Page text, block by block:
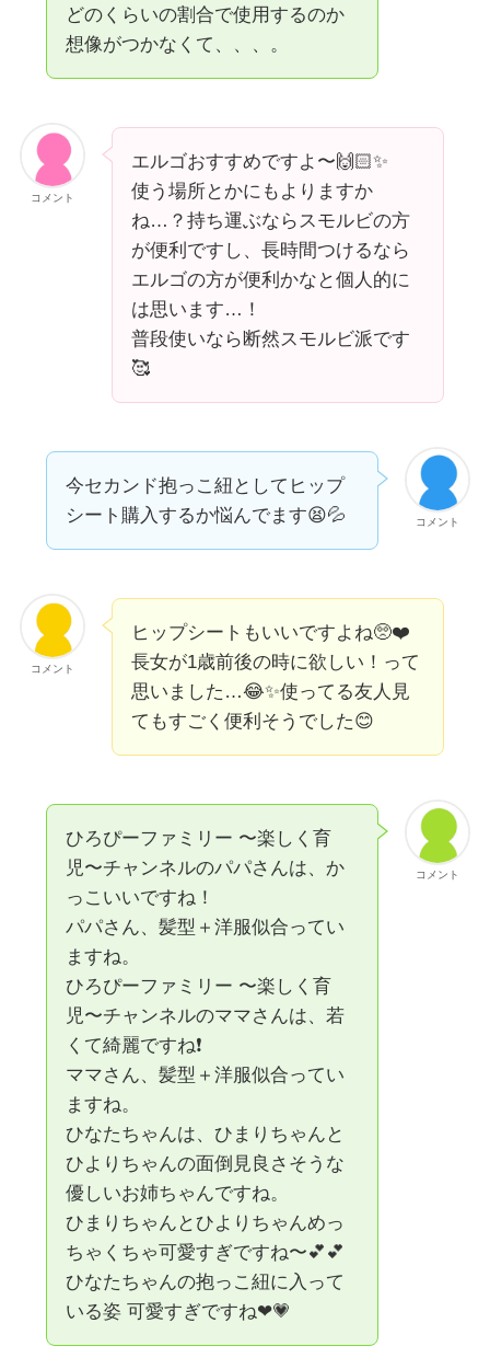
どのくらいの割合で使用するのか
想像がつかなくて、、、。
コメント
エルゴおすすめですよ〜🙌🏻✨
使う場所とかにもよりますか
ね…？持ち運ぶならスモルビの方
が便利ですし、長時間つけるなら
エルゴの方が便利かなと個人的に
は思います…！
普段使いなら断然スモルビ派です
🥰
コメント
今セカンド抱っこ紐としてヒップ
シート購入するか悩んでます😫💦
コメント
ヒップシートもいいですよね🥺❤️
長女が1歳前後の時に欲しい！って
思いました…😂✨使ってる友人見
てもすごく便利そうでした😊
コメント
ひろぴーファミリー 〜楽しく育
児〜チャンネルのパパさんは、か
っこいいですね！
パパさん、髪型＋洋服似合ってい
ますね。
ひろぴーファミリー 〜楽しく育
児〜チャンネルのママさんは、若
くて綺麗ですね❗️
ママさん、髪型＋洋服似合ってい
ますね。
ひなたちゃんは、ひまりちゃんと
ひよりちゃんの面倒見良さそうな
優しいお姉ちゃんですね。
ひまりちゃんとひよりちゃんめっ
ちゃくちゃ可愛すぎですね〜︎💕︎💕
ひなたちゃんの抱っこ紐に入って
いる姿 可愛すぎですね❤💗